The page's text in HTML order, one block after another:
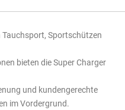
Tauchsport, Sportschützen
bieten die Super Charger
und kundengerechte
im Vordergrund.